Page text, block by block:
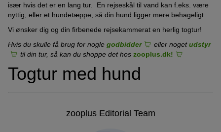
især hvis det er en lang tur. En rejseskål til vand kan f.eks. være
nyttig, eller et hundetæppe, så din hund ligger mere behageligt.
Vi ønsker dig og din firbenede rejsekammerat en herlig togtur!
Hvis du skulle få brug for nogle godbidder eller nogetudstyr
til din tur, så kan du shoppe det hos zooplus.dk!
Togtur med hund
zooplus Editorial Team